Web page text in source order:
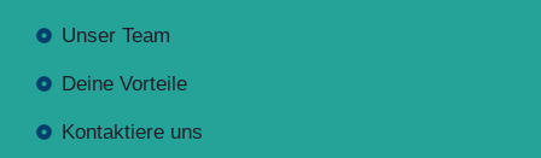
Unser Team
Deine Vorteile
Kontaktiere uns